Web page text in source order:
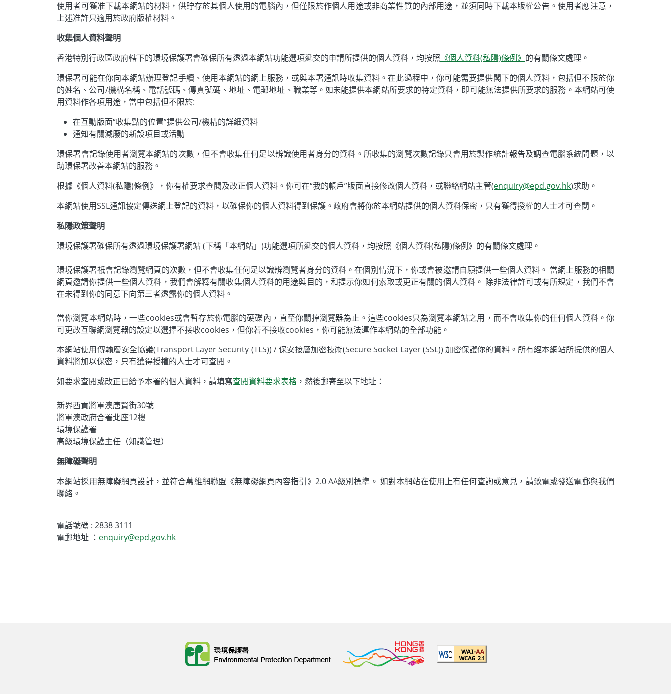
使用者可獲准下載本網站的材料，供貯存於其個人使用的電腦內，但僅限於作個人用途或非商業性質的內部用途，並須同時下載本版權公告。使用者應注意，
上述准許只適用於政府版權材料。
收集個人資料聲明
香港特別行政區政府轄下的環境保護署會確保所有透過本網站功能選項遞交的申請所提供的個人資料，均按照 《個人資料(私隱)條例》 的有關條文處理。
環保署可能在你向本網站辦理登記手續、使用本網站的網上服務，或與本署通訊時收集資料。在此過程中，你可能需要提供閣下的個人資料，包括但不限於你
的姓名、公司/機構名稱、電話號碼、傳真號碼、地址、電郵地址、職業等。如未能提供本網站所要求的特定資料，即可能無法提供所要求的服務。本網站可使
用資料作各項用途，當中包括但不限於:
在互動版面“收集點的位置”提供公司/機構的詳細資料
通知有關減廢的新設項目或活動
環保署會記錄使用者瀏覽本網站的次數，但不會收集任何足以辨識使用者身分的資料。所收集的瀏覽次數記錄只會用於製作統計報告及調查電腦系統問題，以
助環保署改善本網站的服務。
根據《個人資料(私隱)條例》，你有權要求查閱及改正個人資料。你可在“我的帳戶”版面直接修改個人資料，或聯絡網站主管(enquiry@epd.gov.hk)求助。
本網站使用SSL通訊協定傳送網上登記的資料，以確保你的個人資料得到保護。政府會將你於本網站提供的個人資料保密，只有獲得授權的人士才可查閱。
私隱政策聲明
環境保護署確保所有透過環境保護署網站 (下稱「本網站」)功能選項所遞交的個人資料，均按照《個人資料(私隱)條例》的有關條文處理。
環境保護署祇會記錄瀏覽網頁的次數，但不會收集任何足以識辨瀏覽者身分的資料。在個別情況下，你或會被邀請自願提供一些個人資料。 當網上服務的相關
網頁邀請你提供一些個人資料，我們會解釋有關收集個人資料的用途與目的，和提示你如何索取或更正有關的個人資料。 除非法律許可或有所規定，我們不會
在未得到你的同意下向第三者透露你的個人資料。
當你瀏覽本網站時，一些cookies或會暫存於你電腦的硬碟內，直至你關掉瀏覽器為止。這些cookies只為瀏覽本網站之用，而不會收集你的任何個人資料。你
可更改互聯網瀏覽器的設定以選擇不接收cookies，但你若不接收cookies，你可能無法運作本網站的全部功能。
本網站使用傳輸層安全協議(Transport Layer Security (TLS)) / 保安接層加密技術(Secure Socket Layer (SSL)) 加密保護你的資料。所有經本網站所提供的個人
資料將加以保密，只有獲得授權的人士才可查閱。
如要求查閱或改正已給予本署的個人資料，請填寫查閱資料要求表格 ，然後郵寄至以下地址：
新界西貢將軍澳唐賢街30號
將軍澳政府合署北座12樓
環境保護署
高級環境保護主任（知識管理）
無障礙聲明
本網站採用無障礙網頁設計，並符合萬維網聯盟《無障礙網頁內容指引》2.0 AA級別標準。 如對本網站在使用上有任何查詢或意見，請致電或發送電郵與我們
聯絡。
電話號碼 : 2838 3111
電郵地址 ： enquiry@epd.gov.hk